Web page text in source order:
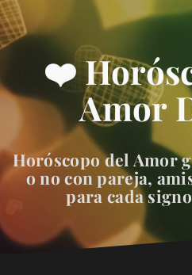
❤️
Amor
Horóscopo del Amor
o no con pareja,
para cada